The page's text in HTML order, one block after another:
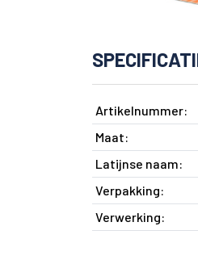
Artikelnummer:
Maat:
Latijnse naam:
Verpakking:
Verwerking: